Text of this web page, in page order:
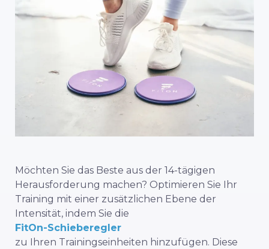
Möchten Sie das Beste aus der 14-tägigen
Herausforderung machen? Optimieren Sie Ihr
Training mit einer zusätzlichen Ebene der
Intensität, indem Sie die
FitOn-Schieberegler
zu Ihren Trainingseinheiten hinzufügen. Diese